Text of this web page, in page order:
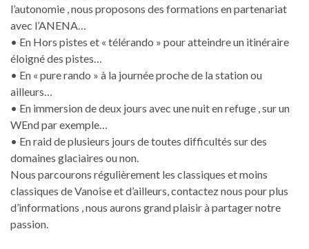
l’autonomie , nous proposons des formations en partenariat
avec l’ANENA…
• En Hors pistes et « télérando » pour atteindre un itinéraire
éloigné des pistes…
• En « pure rando » à la journée proche de la station ou
ailleurs…
• En immersion de deux jours avec une nuit en refuge , sur un
WEnd par exemple…
• En raid de plusieurs jours de toutes difficultés sur des
domaines glaciaires ou non.
Nous parcourons régulièrement les classiques et moins
classiques de Vanoise et d’ailleurs, contactez nous pour plus
d’informations , nous aurons grand plaisir à partager notre
passion.